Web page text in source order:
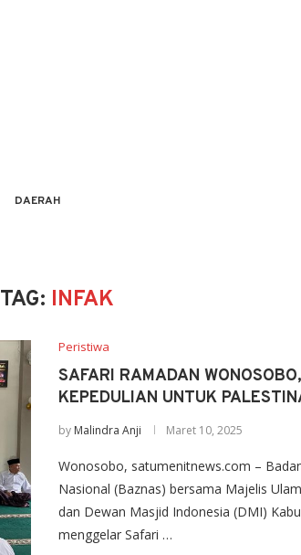
DAERAH
TAG: INFAK
Peristiwa
SAFARI RAMADAN
KEPEDULIAN UNTUK
by Malindra Anji Maret 10, 2025
Wonosobo, satumenitnews.com –
Nasional (Baznas) bersama Majelis
dan Dewan Masjid Indonesia (DMI)
menggelar Safari …